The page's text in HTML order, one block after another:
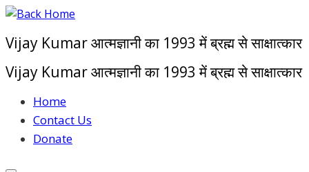
Skip
content
Vijay Kumar आत्मज्ञानी का 1993 में ब्रह्म से साक्षात्कार
Vijay Kumar आत्मज्ञानी का 1993 में ब्रह्म से साक्षात्कार
Home
Contact Us
Donate